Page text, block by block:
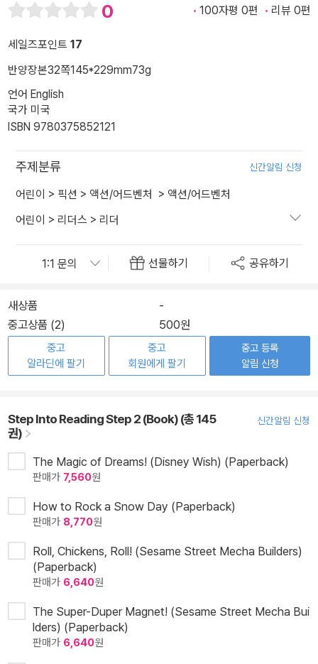
0 100자평 0편 리뷰 0편
세일즈포인트 17
반양장본32쪽145*229mm73g
언어 English
국가 미국
ISBN 9780375852121
주제분류 신간알림 신청
어린이 > 픽션 > 액션/어드벤처 > 액션/어드벤처
어린이 > 리더스 > 리더
선물하기 공유하기
새상품
-
중고상품 (2)
500원
중고
알라딘에 팔기
중고
회원에게 팔기
중고 등록
알림 신청
Step Into Reading Step 2 (Book) (총 145
권)
신간알림 신청
The Magic of Dreams! (Disney Wish) (Paperback)
판매가 7,560원
How to Rock a Snow Day (Paperback)
판매가 8,770원
Roll, Chickens, Roll! (Sesame Street Mecha Builders)
(Paperback)
판매가 6,640원
The Super-Duper Magnet! (Sesame Street Mecha Bui
lders) (Paperback)
판매가 6,640원